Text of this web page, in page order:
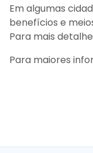
Em algumas
benefícios e
Para mais
Para maiores